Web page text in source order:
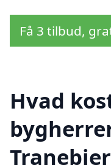
Få 3 tilbud,
Hvad